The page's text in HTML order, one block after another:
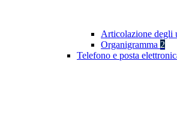
Articolazione degli
Organigramma 2
Telefono e posta